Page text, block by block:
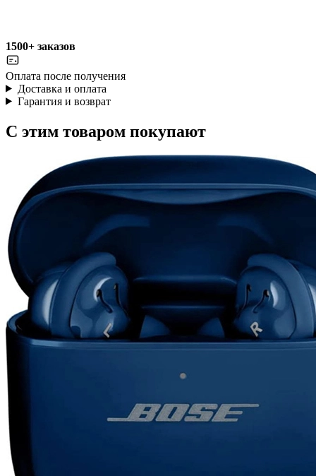
1500+ заказов
Оплата после получения
Доставка и оплата
Гарантия и возврат
С этим товаром покупают